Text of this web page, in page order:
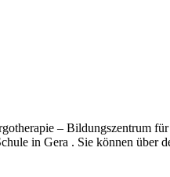
– Bildungszentrum
in Gera . Sie können über